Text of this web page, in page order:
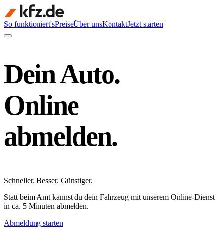
So funktioniert'sPreiseÜber unsKontaktJetzt starten
Dein Auto.
Online
abmelden.
Schneller. Besser. Günstiger.
Statt beim Amt kannst du dein Fahrzeug mit unserem Online-Dienst
in ca. 5 Minuten abmelden.
Abmeldung starten